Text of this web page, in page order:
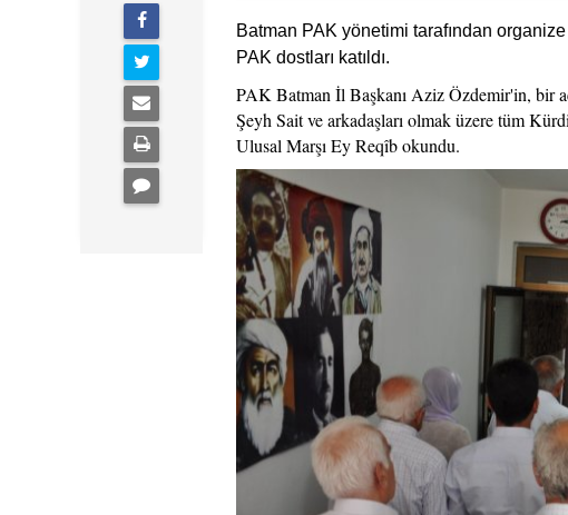
Batman PAK yönetimi tarafından
PAK dostları katıldı.
PAK Batman İl Başkanı Aziz Özdemir'in, bir
Şeyh Sait ve arkadaşları olmak üzere tüm
Ulusal Marşı Ey Reqîb okundu.